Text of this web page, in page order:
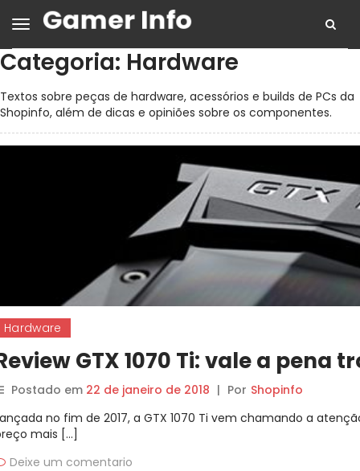
Categoria: Hardware
Textos sobre peças de hardware, acessórios e builds de PCs da
Shopinfo, além de dicas e opiniões sobre os componentes.
Hardware
GTX 1070 Ti: vale a pena
Postado em 22 de janeiro de 2018 | Por Shopinfo
no fim de 2017, a GTX 1070 Ti vem chamando a
mais […]
Deixe um comentario